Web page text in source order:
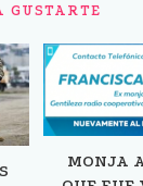
GUSTARTE
MONJA